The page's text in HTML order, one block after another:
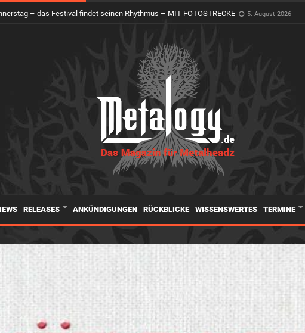
– der Holy Ground erwacht zum Leben 4. August 2026
RELEASES ANKÜNDIGUNGEN RÜCKBLICKE WISSENSWERTES TERMINE